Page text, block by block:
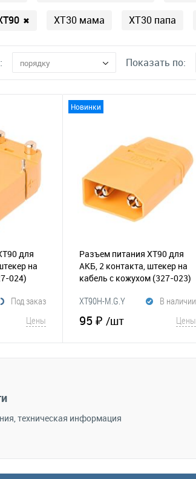
✖ XT30 мама XT30 папа
порядку Показать по:
для
на
024)
Под заказ
Цены
Новинки
Разъем питания XT90 для
АКБ, 2 контакта, штекер на
кабель с кожухом (327-023)
В наличии
XT90H-M.G.Y
95 ₽ /шт Цены
В корзину
техническая информация